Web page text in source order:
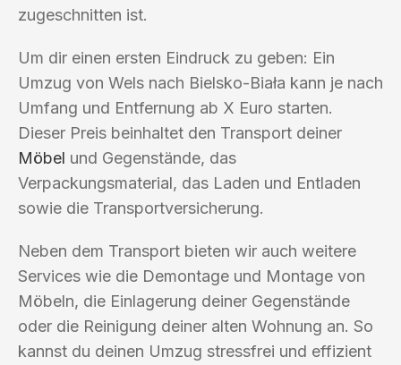
zugeschnitten ist.
Um dir einen ersten Eindruck zu geben: Ein
Umzug von Wels nach Bielsko-Biała kann je nach
Umfang und Entfernung ab X Euro starten.
Dieser Preis beinhaltet den Transport deiner
Möbel und Gegenstände, das
Verpackungsmaterial, das Laden und Entladen
sowie die Transportversicherung.
Neben dem Transport bieten wir auch weitere
Services wie die Demontage und Montage von
Möbeln, die Einlagerung deiner Gegenstände
oder die Reinigung deiner alten Wohnung an. So
kannst du deinen Umzug stressfrei und effizient